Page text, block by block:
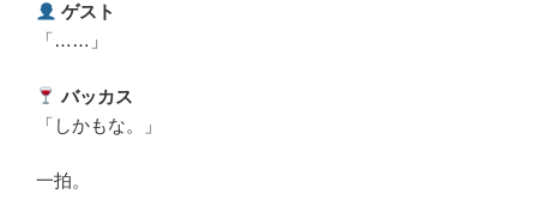
ゲスト
「……」
バッカス
「しかもな。」
一拍。